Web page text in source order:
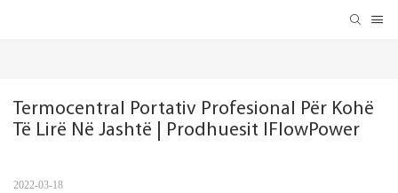
Termocentral Portativ Profesional Për Kohë
Të Lirë Në Jashtë | Prodhuesit IFlowPower
2022-03-18